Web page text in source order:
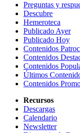
Preguntas y
Descubre
Hemeroteca
Publicado Ayer
Publicado Hoy
Contenidos
Contenidos
Contenidos
Últimos
Contenidos
Recursos
Descargas
Calendario
Newsletter